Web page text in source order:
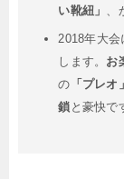
い靴紐」
2018年大
します。 お
の 「プレオ」
鎖 と豪快で